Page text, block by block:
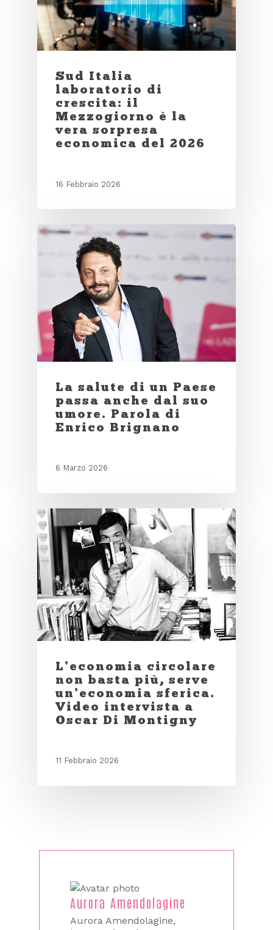
Sud Italia
laboratorio di
crescita: il
Mezzogiorno è la
vera sorpresa
economica del 2026
16 Febbraio 2026
La salute di un Paese
passa anche dal suo
umore. Parola di
Enrico Brignano
6 Marzo 2026
L’economia circolare
non basta più, serve
un’economia sferica.
Video intervista a
Oscar Di Montigny
11 Febbraio 2026
Aurora Amendolagine
Aurora Amendolagine,